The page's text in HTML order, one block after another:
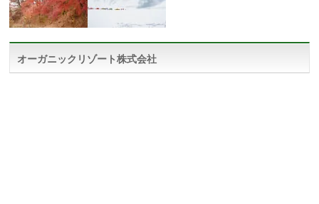
オーガニックリゾート株式会社